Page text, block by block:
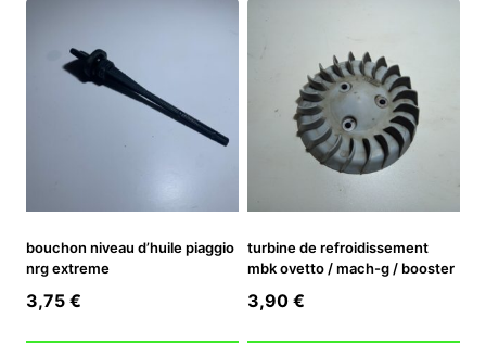
bouchon niveau d’huile piaggio
nrg extreme
3,75 €
turbine de refroidissement
mbk ovetto / mach-g / booster
3,90 €